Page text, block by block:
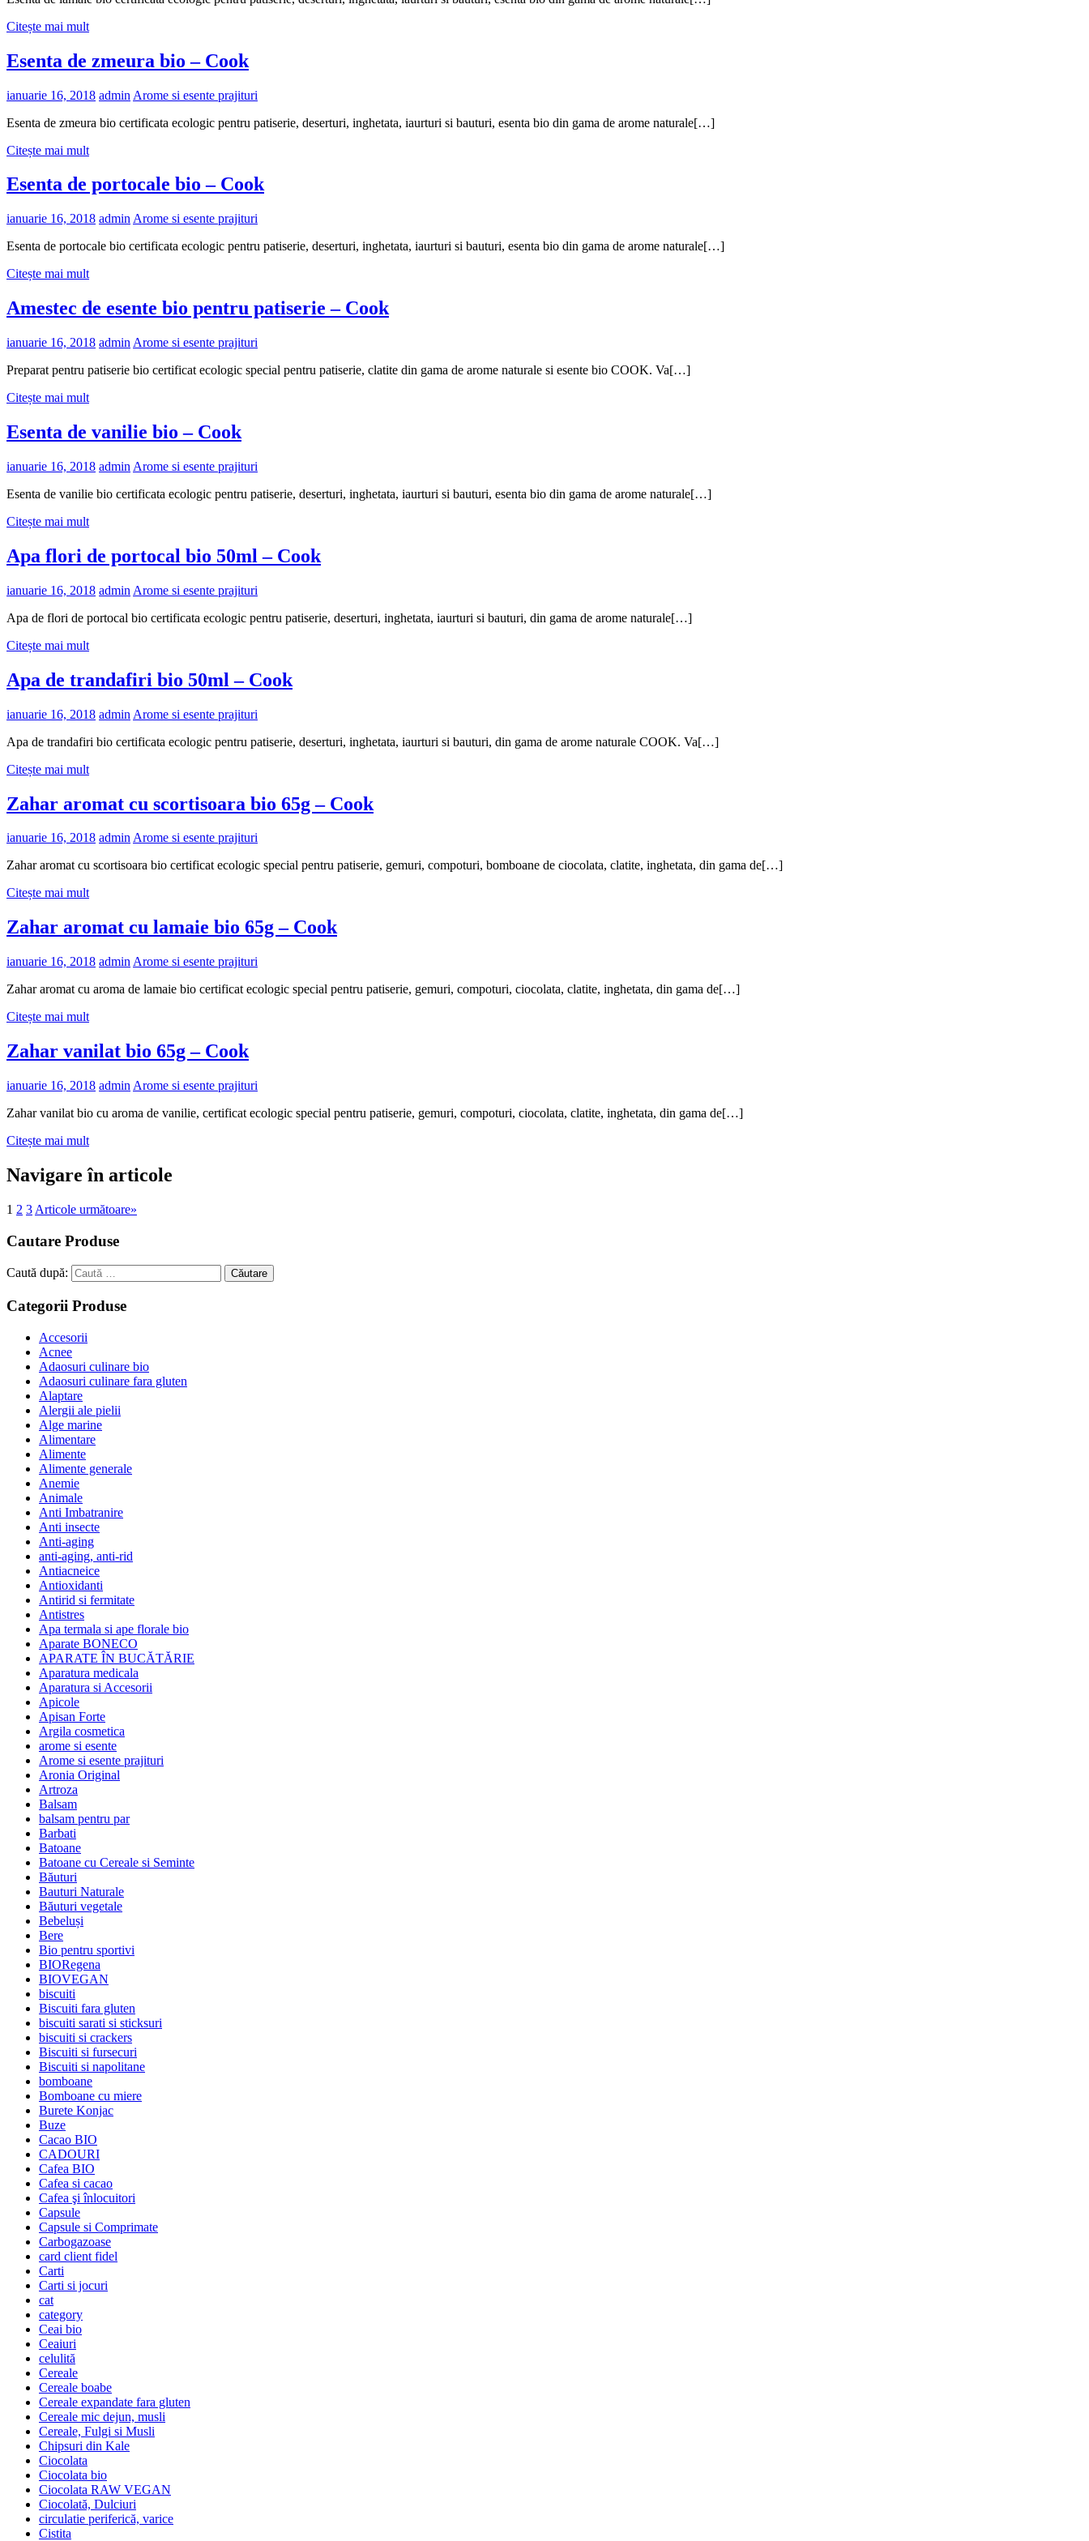
Citește mai mult
Esenta de zmeura bio – Cook
ianuarie 16, 2018 admin Arome si esente prajituri
Esenta de zmeura bio certificata ecologic pentru patiserie, deserturi, inghetata, iaurturi si bauturi, esenta bio din gama de arome naturale[…]
Citește mai mult
Esenta de portocale bio – Cook
ianuarie 16, 2018 admin Arome si esente prajituri
Esenta de portocale bio certificata ecologic pentru patiserie, deserturi, inghetata, iaurturi si bauturi, esenta bio din gama de arome naturale[…]
Citește mai mult
Amestec de esente bio pentru patiserie – Cook
ianuarie 16, 2018 admin Arome si esente prajituri
Preparat pentru patiserie bio certificat ecologic special pentru patiserie, clatite din gama de arome naturale si esente bio COOK. Va[…]
Citește mai mult
Esenta de vanilie bio – Cook
ianuarie 16, 2018 admin Arome si esente prajituri
Esenta de vanilie bio certificata ecologic pentru patiserie, deserturi, inghetata, iaurturi si bauturi, esenta bio din gama de arome naturale[…]
Citește mai mult
Apa flori de portocal bio 50ml – Cook
ianuarie 16, 2018 admin Arome si esente prajituri
Apa de flori de portocal bio certificata ecologic pentru patiserie, deserturi, inghetata, iaurturi si bauturi, din gama de arome naturale[…]
Citește mai mult
Apa de trandafiri bio 50ml – Cook
ianuarie 16, 2018 admin Arome si esente prajituri
Apa de trandafiri bio certificata ecologic pentru patiserie, deserturi, inghetata, iaurturi si bauturi, din gama de arome naturale COOK. Va[…]
Citește mai mult
Zahar aromat cu scortisoara bio 65g – Cook
ianuarie 16, 2018 adminArome si esente prajituri
Zahar aromat cu scortisoara bio certificat ecologic special pentru patiserie, gemuri, compoturi, bomboane de ciocolata, clatite, inghetata, din gama de[…]
Citește mai mult
Zahar aromat cu lamaie bio 65g – Cook
ianuarie 16, 2018 admin Arome si esente prajituri
Zahar aromat cu aroma de lamaie bio certificat ecologic special pentru patiserie, gemuri, compoturi, ciocolata, clatite, inghetata, din gama de[…]
Citește mai mult
Zahar vanilat bio 65g – Cook
ianuarie 16, 2018 admin Arome si esente prajituri
Zahar vanilat bio cu aroma de vanilie, certificat ecologic special pentru patiserie, gemuri, compoturi, ciocolata, clatite, inghetata, din gama de[…]
Citește mai mult
Navigare în articole
1 2 3 Articole următoare»
Cautare Produse
Caută după: Căutare
Categorii Produse
Accesorii
Acnee
Adaosuri culinare bio
Adaosuri culinare fara gluten
Alaptare
Alergii ale pielii
Alge marine
Alimentare
Alimente
Alimente generale
Anemie
Animale
Anti Imbatranire
Anti insecte
Anti-aging
anti-aging, anti-rid
Antiacneice
Antioxidanti
Antirid si fermitate
Antistres
Apa termala si ape florale bio
Aparate BONECO
APARATE ÎN BUCĂTĂRIE
Aparatura medicala
Aparatura si Accesorii
Apicole
Apisan Forte
Argila cosmetica
arome si esente
Arome si esente prajituri
Aronia Original
Artroza
Balsam
balsam pentru par
Barbati
Batoane
Batoane cu Cereale si Seminte
Băuturi
Bauturi Naturale
Băuturi vegetale
Bebeluși
Bere
Bio pentru sportivi
BIORegena
BIOVEGAN
biscuiti
Biscuiti fara gluten
biscuiti sarati si sticksuri
biscuiti si crackers
Biscuiti si fursecuri
Biscuiti si napolitane
bomboane
Bomboane cu miere
Burete Konjac
Buze
Cacao BIO
CADOURI
Cafea BIO
Cafea si cacao
Cafea şi înlocuitori
Capsule
Capsule si Comprimate
Carbogazoase
card client fidel
Carti
Carti si jocuri
cat
category
Ceai bio
Ceaiuri
celulită
Cereale
Cereale boabe
Cereale expandate fara gluten
Cereale mic dejun, musli
Cereale, Fulgi si Musli
Chipsuri din Kale
Ciocolata
Ciocolata bio
Ciocolata RAW VEGAN
Ciocolată, Dulciuri
circulatie periferică, varice
Cistita